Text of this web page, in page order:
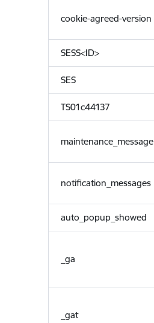
cookie-agreed-version
SESS<ID>
SES
TS01c44137
maintenance_message
notification_messages
auto_popup_showed
_ga
_gat